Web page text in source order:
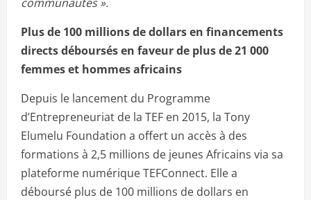
Plus de 100 millions de dollars en financements
directs déboursés en faveur de plus de 21 000
femmes et hommes africains
Depuis le lancement du Programme
d’Entrepreneuriat de la TEF en 2015, la Tony
Elumelu Foundation a offert un accès à des
formations à 2,5 millions de jeunes Africains via sa
plateforme numérique TEFConnect. Elle a
déboursé plus de 100 millions de dollars en